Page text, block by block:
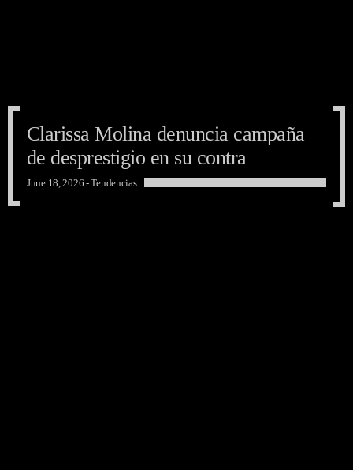
Clarissa Molina denuncia campaña
de desprestigio en su contra
June 18, 2026 -Tendencias